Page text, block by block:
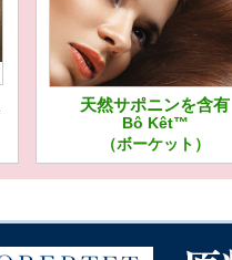
天然サポニンを含有
Bô Kêt™
（ボーケット）